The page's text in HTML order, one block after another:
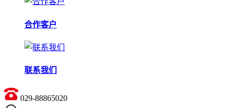
合作客户
联系我们
029-88865020